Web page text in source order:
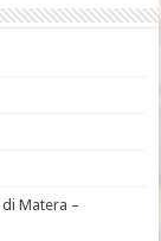
Matera –